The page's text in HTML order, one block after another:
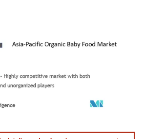
O reuso requer atribuição conforme CC BY 4.0.